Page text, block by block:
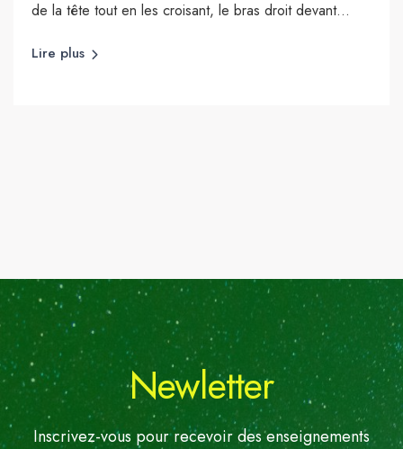
de la tête tout en les croisant, le bras droit devant...
Lire plus
Newletter
Inscrivez-vous pour recevoir des enseignements